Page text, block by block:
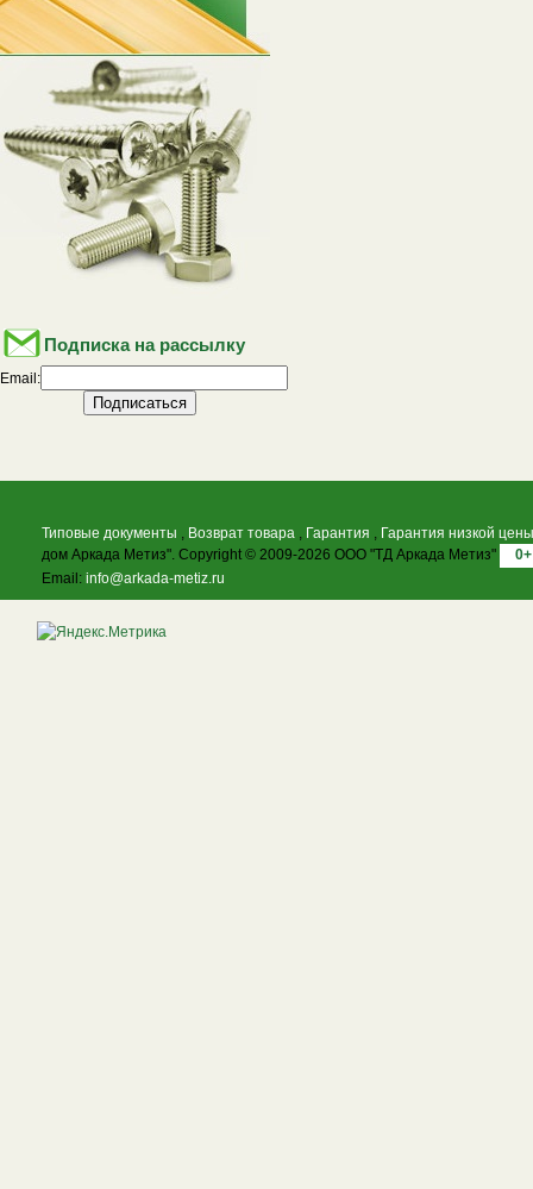
Подписка на рассылку
Email:
Типовые документы , Возврат товара , Гарантия , Гарантия низкой цены
дом Аркада Метиз". Copyright © 2009-2026 ООО "ТД Аркада Метиз"
0+
Email: info@arkada-metiz.ru